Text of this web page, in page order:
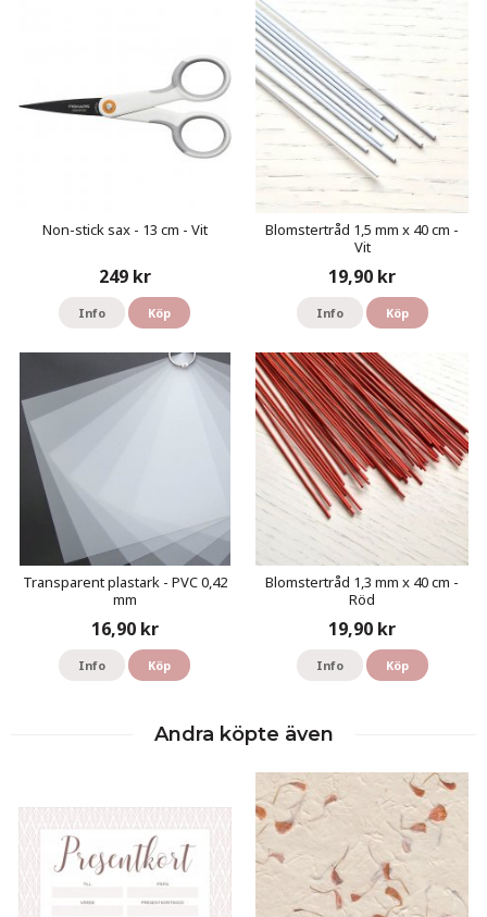
Non-stick sax - 13 cm - Vit
249 kr
Info Köp
Blomstertråd 1,5 mm x 40 cm -
Vit
19,90 kr
Info Köp
Transparent plastark - PVC 0,42
mm
16,90 kr
Info Köp
Blomstertråd 1,3 mm x 40 cm -
Röd
19,90 kr
Info Köp
Andra köpte även